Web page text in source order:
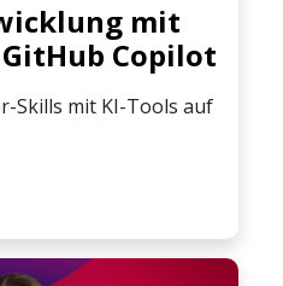
mit
Copilot
Skills mit KI-Tools auf